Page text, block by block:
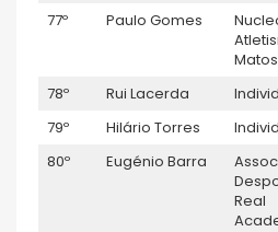
77º Paulo Gomes
78º Rui Lacerda
79º
Hilário Torres
80º
Eugénio Barra
Real